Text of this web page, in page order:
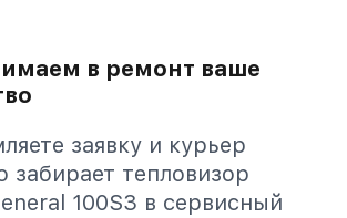
в ремонт ваше
заявку и курьер
забирает тепловизор
100S3 в сервисный